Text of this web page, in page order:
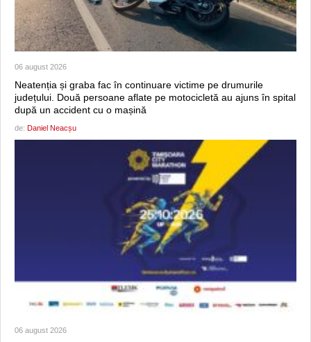
06 august 2026
Neatenția și graba fac în continuare victime pe drumurile
județului. Două persoane aflate pe motocicletă au ajuns în spital
după un accident cu o mașină
de: Daniel Neacșu
06 august 2026